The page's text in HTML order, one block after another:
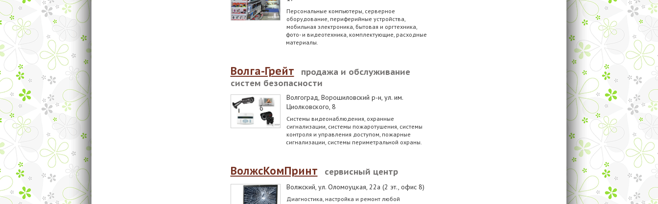
Персональные компьютеры, серверное
оборудование, периферийные устройства,
мобильная электроника, бытовая и оргтехника,
фото- и видеотехника, комплектующие, расходные
материалы.
Волга-Грейт
продажа и обслуживание
систем безопасности
Волгоград, Ворошиловский р-н, ул. им.
Циолковского, 8
Системы видеонаблюдения, охранные
сигнализации, системы пожаротушения, системы
контроля и управления доступом, пожарные
сигнализации, системы периметральной охраны.
ВолжсКомПринт сервисный центр
Волжский, ул. Оломоуцкая, 22а (2 эт., офис 8)
Диагностика, настройка и ремонт любой